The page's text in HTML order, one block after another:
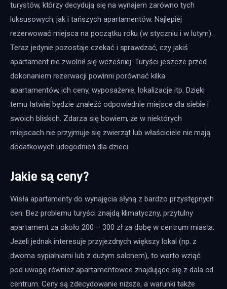
turystów, którzy decydują się na wynajem zarówno tych
luksusowych, jak i tańszych apartamentów. Najlepiej
rezerwować miejsca na początku roku (w styczniu i w lutym).
Teraz jedynie pozostaje czekać i sprawdzać, czy jakiś
apartament nie zwolnił się wcześniej. Turyści jeszcze przed
dokonaniem rezerwacji powinni porównać kilka
apartamentów, ich ceny, wyposażenie, lokalizacje itp. Dzięki
temu łatwiej będzie znaleźć odpowiednie miejsce dla siebie i
swoich bliskich. Zdarza się bowiem, że w niektórych
miejscach nie przyjmuje się zwierząt lub właściciele nie mają
dodatkowych udogodnień dla dzieci.
Jakie są ceny?
Wisła apartamenty do wynajęcia słyną z bardzo przystępnych
cen. Bez problemu turyści znajdą klimatyczny, przytulny
apartament za około 200 – 300 zł za dobę w centrum miasta.
Jeżeli jednak interesuje przyjezdnych większy lokal (np. z
dwoma sypialniami lub z dużym salonem), to warto wziąć
pod uwagę również apartamentowce znajdujące się z dala od
centrum. Ceny są zdecydowanie niższe, a warunki także